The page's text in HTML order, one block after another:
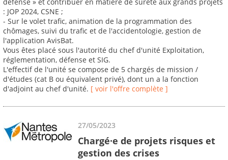
défense » et contribuer en matière de sûreté aux grands projets
: JOP 2024, CSNE ;
- Sur le volet trafic, animation de la programmation des
chômages, suivi du trafic et de l'accidentologie, gestion de
l'application AvisBat.
Vous êtes placé sous l'autorité du chef d'unité Exploitation,
réglementation, défense et SIG.
L'effectif de l'unité se compose de 5 chargés de mission /
d'études (cat B ou équivalent privé), dont un a la fonction
d'adjoint au chef d'unité. [ voir l'offre complète ]
27/05/2023
Chargé·e de projets risques et
gestion des crises